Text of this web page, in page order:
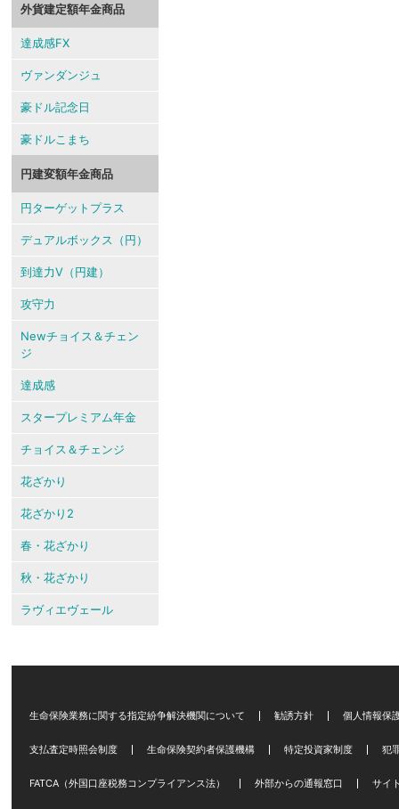
外貨建定額年金商品
達成感FX
ヴァンダンジュ
豪ドル記念日
豪ドルこまち
円建変額年金商品
円ターゲットプラス
デュアルボックス（円）
到達力V（円建）
攻守力
Newチョイス＆チェン
ジ
達成感
スタープレミアム年金
チョイス＆チェンジ
花ざかり
花ざかり2
春・花ざかり
秋・花ざかり
ラヴィエヴェール
生命保険業務に関する指定紛争解決機関について 勧誘方針 個人情報保
支払査定時照会制度 生命保険契約者保護機構 特定投資家制度 犯
FATCA（外国口座税務コンプライアンス法） 外部からの通報窓口 サイ